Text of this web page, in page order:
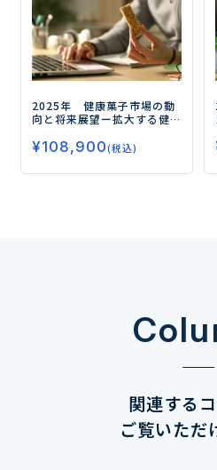
2025年 健康菓子市場の動
向と将来展望ー拡大する健
はー
¥108,900(税込)
関連する
ご覧いただ